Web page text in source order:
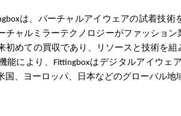
は、バーチャルアイウェアの試着技術
チャルミラーテクノロジーがファッショ
初めての買収であり、リソースと技術を
能により、Fittingboxはデジタルアイウ
国、ヨーロッパ、日本などのグローバル地